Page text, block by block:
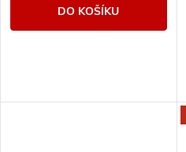
DO KOŠÍKU